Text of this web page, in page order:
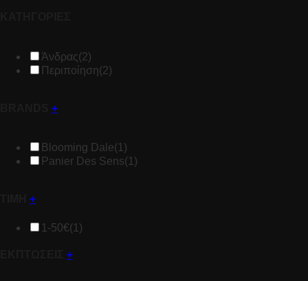
Άνδρας(2)
Περιποίηση(2)
+
Blooming Dale(1)
Panier Des Sens(1)
+
1-50€(1)
+